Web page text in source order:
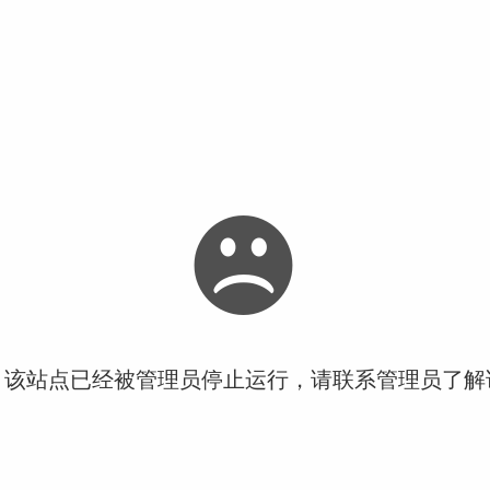
站点已经被管理员停止运行，请联系管理员了